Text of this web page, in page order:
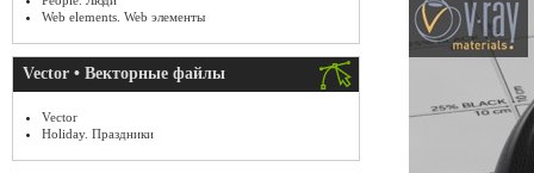
Web elements. Web элементы
Vector • Векторные файлы
Vector
Holiday. Праздники